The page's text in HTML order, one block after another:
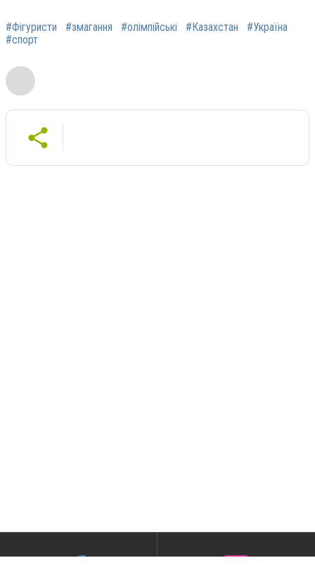
#Фігуристи #змагання #олімпійські #Казахстан
#Україна
#спорт